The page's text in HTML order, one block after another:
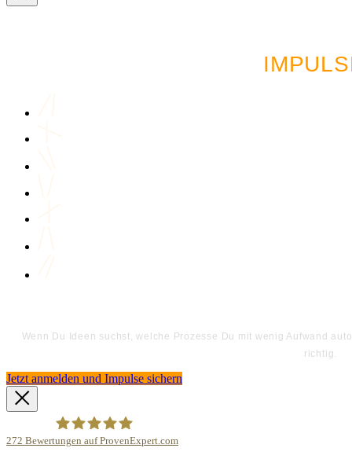
Wenn Du Ideen suchst, welche Prozesse Du mit wenig Aufwand
richtig.
Jetzt anmelden und Impulse sichern
272 Bewertungen auf ProvenExpert.com